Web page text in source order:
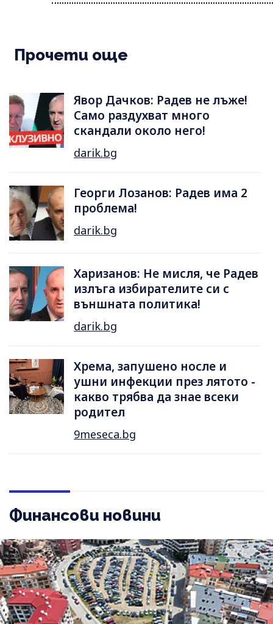
Прочети още
Явор Дачков: Радев не лъже!
Само раздухват много
скандали около него!
darik.bg
Георги Лозанов: Радев има 2
проблема!
darik.bg
Харизанов: Не мисля, че Радев
излъга избирателите си с
външната политика!
darik.bg
Хрема, запушено носле и
ушни инфекции през лятотo -
какво трябва да знае всеки
родител
9meseca.bg
Финансови новини